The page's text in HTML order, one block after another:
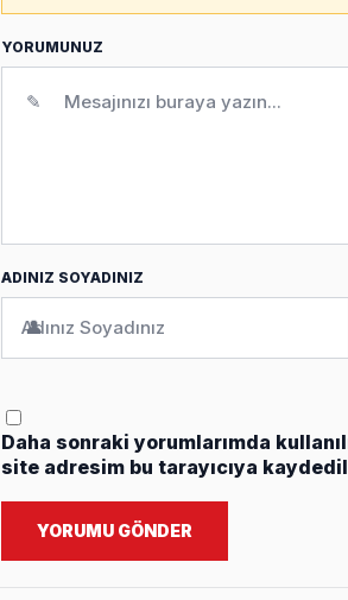
YORUMUNUZ
✎
ADINIZ SOYADINIZ
👤
Daha sonraki yorumlarımda
site adresim bu tarayıcıya
YORUMU GÖNDER